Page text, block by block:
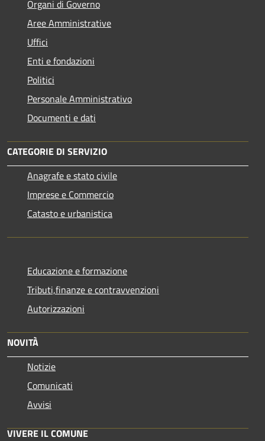
Organi di Governo
Aree Amministrative
Uffici
Enti e fondazioni
Politici
Personale Amministrativo
Documenti e dati
CATEGORIE DI SERVIZIO
Anagrafe e stato civile
Imprese e Commercio
Catasto e urbanistica
Educazione e formazione
Tributi,finanze e contravvenzioni
Autorizzazioni
NOVITÀ
Notizie
Comunicati
Avvisi
VIVERE IL COMUNE